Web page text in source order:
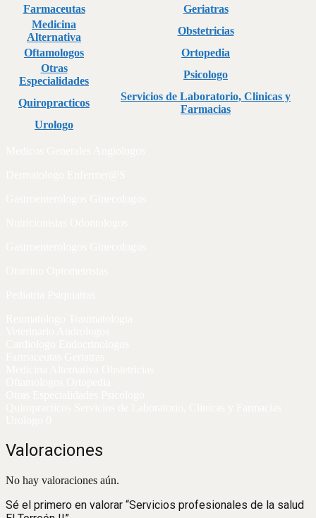
Farmaceutas
Geriatras
Medicina
Alternativa
Obstetricias
Oftamologos
Ortopedia
Otras
Especialidades
Psicologo
Quiropracticos
Servicios de Laboratorio, Clinicas y
Farmacias
Urologo
Valoraciones
No hay valoraciones aún.
Sé el primero en valorar “Servicios profesionales de la salud